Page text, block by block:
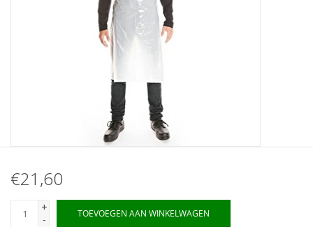
€21,60
+
-
TOEVOEGEN AAN WINKELWAGEN